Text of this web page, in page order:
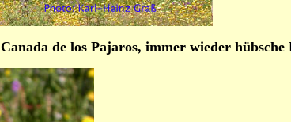
Canada de los Pajaros, immer wieder hübsche